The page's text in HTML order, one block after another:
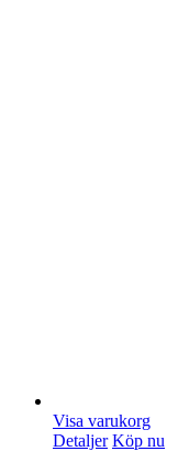
Visa varukorg
Detaljer Köp nu